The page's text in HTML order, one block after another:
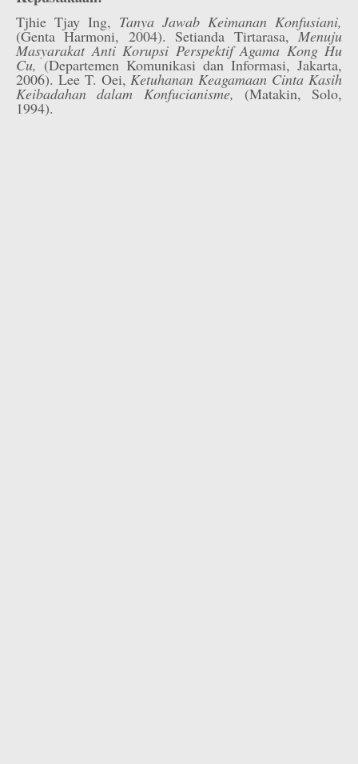
Tjhie Tjay Ing, Tanya Jawab Keimanan Konfusiani,
(Genta Harmoni, 2004). Setianda Tirtarasa,Menuju
Masyarakat Anti Korupsi Perspektif Agama Kong Hu
Cu,(Departemen Komunikasi dan Informasi, Jakarta,
2006). Lee T. Oei,Ketuhanan Keagamaan Cinta Kasih
Keibadahan dalam Konfucianisme, (Matakin, Solo,
1994).